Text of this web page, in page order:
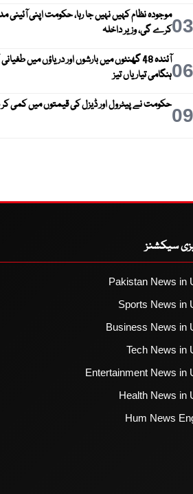
03موجودہ نظام کہیں نہیں جا رہا، حکومت اپنی
کرے گی، وزیر داخلہ
06
آئندہ 48 گھنٹوں میں بارشوں اور دریاؤں میں
ہنگامی تیاریاں تیز
09حکومت نے پیٹرول اور ڈیزل کی قیمتوں میں کمی
سیکشنز
Pakistan News in
Sports News in
Business News in
Tech News in
Entertainment News in
Health News in
Hum News